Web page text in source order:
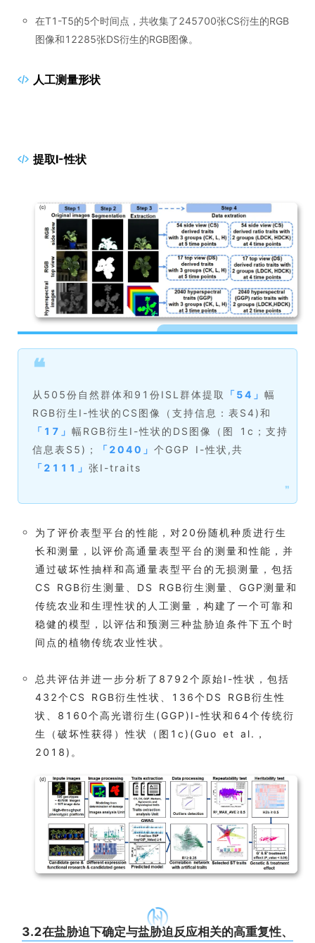
在T1-T5的5个时间点，共收集了245700张CS衍生的RGB
图像和12285张DS衍生的RGB图像。
人工测量形状
提取I-性状
❝
从505份自然群体和91份ISL群体提取 「54 」 幅
RGB衍生I-性状的CS图像（支持信息：表S4)和
「 17 」 幅RGB衍生I-性状的DS图像（图 1c；支持
信息表S5)；
「2040 」 个GGP I-性状,共
「2111 」 张I-traits
❞
为了评价表型平台的性能，对20份随机种质进行生
长和测量，以评价高通量表型平台的测量和性能，并
通过破坏性抽样和高通量表型平台的无损测量，包括
CS RGB衍生测量、DS RGB衍生测量、GGP测量和
传统农业和生理性状的人工测量，构建了一个可靠和
稳健的模型，以评估和预测三种盐胁迫条件下五个时
间点的植物传统农业性状。
总共评估并进一步分析了8792个原始I-性状，包括
432个CS RGB衍生性状、136个DS RGB衍生性
状、8160个高光谱衍生(GGP)I-性状和64个传统衍
生（破坏性获得）性状（图1c)(Guo et al.，
2018)。
3.2在盐胁迫下确定与盐胁迫反应相关的高重复性、